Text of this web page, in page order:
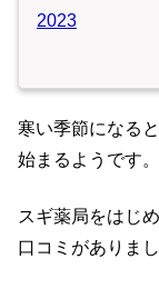
2023
寒い季節になる
始まるようです。
スギ薬局をはじ
口コミがありまし